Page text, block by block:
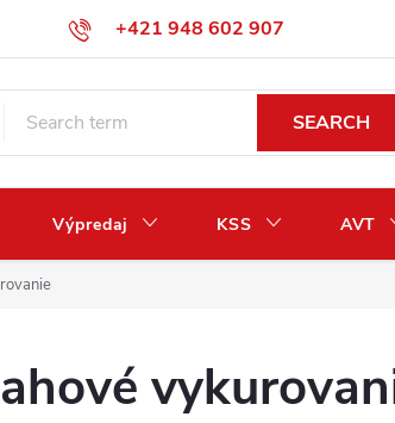
+421 948 602 907
Odstúpenie od zmluvy / vrátenie peňazí
SEARCH
Výpredaj KSS AVT